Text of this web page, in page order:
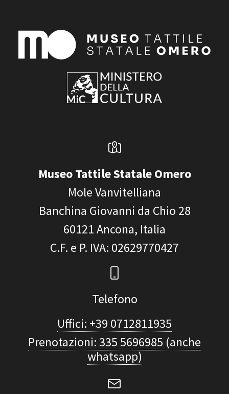
Museo Tattile Statale Omero
Mole Vanvitelliana
Banchina Giovanni da Chio 28
60121Ancona, Italia
C.F. e P. IVA: 02629770427
Telefono
Uffici: +39 0712811935
Prenotazioni: 335 5696985 (anche
whatsapp)